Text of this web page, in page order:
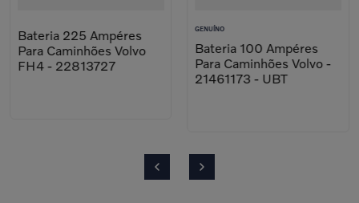
Bateria 225 Ampéres
Para Caminhões Volvo
FH4 - 22813727
GENUÍNO
Bateria 100 Ampéres
Para Caminhões Volvo -
21461173 - UBT